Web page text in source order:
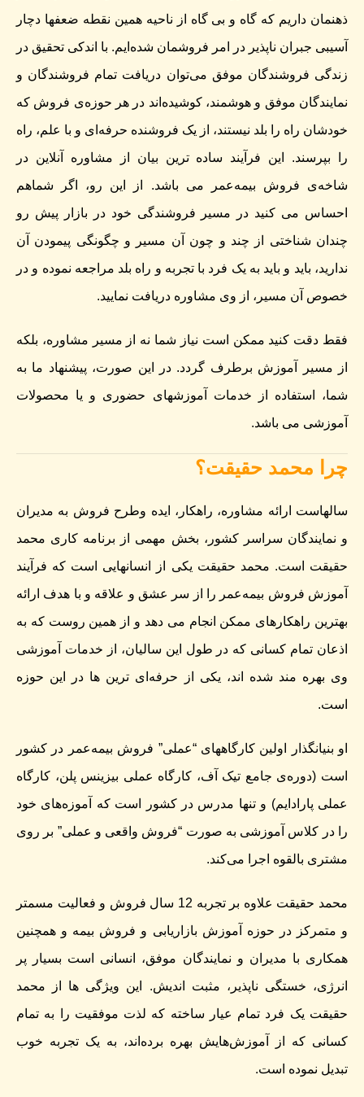
ذهنمان داریم که گاه و بی گاه از ناحیه همین نقطه ضعفها دچار
آسیبی جبران ناپذیر در امر فروشمان شده‌ایم. با اندکی تحقیق در
زندگی فروشندگان موفق می‌توان دریافت تمام فروشندگان و
نمایندگان موفق و هوشمند، کوشیده‌اند در هر حوزه‌ی فروش که
خودشان راه را بلد نیستند، از یک فروشنده حرفه‌ای و با علم، راه
را بپرسند. این فرآیند ساده ترین بیان از مشاوره آنلاین در
شاخه‌ی فروش بیمه‌عمر می باشد. از این رو، اگر شماهم
احساس می کنید در مسیر فروشندگی خود در بازار پیش رو
چندان شناختی از چند و چون آن مسیر و چگونگی پیمودن آن
ندارید، باید و باید به یک فرد با تجربه و راه بلد مراجعه نموده و در
خصوص آن مسیر، از وی مشاوره دریافت نمایید.
فقط دقت کنید ممکن است نیاز شما نه از مسیر مشاوره، بلکه
از مسیر آموزش برطرف گردد. در این صورت، پیشنهاد ما به
شما، استفاده از خدمات آموزشهای حضوری و یا محصولات
آموزشی می باشد.
چرا محمد حقیقت؟
سالهاست ارائه مشاوره، راهکار، ایده وطرح فروش به مدیران
و نمایندگان سراسر کشور، بخش مهمی از برنامه کاری محمد
حقیقت است. محمد حقیقت یکی از انسانهایی است که فرآیند
آموزش فروش بیمه‌عمر را از سر عشق و علاقه و با هدف ارائه
بهترین راهکارهای ممکن انجام می دهد و از همین روست که به
اذعان تمام کسانی که در طول این سالیان، از خدمات آموزشی
وی بهره مند شده اند، یکی از حرفه‌ای ترین ها در این حوزه
است.
او بنیانگذار اولین کارگاههای “عملی” فروش بیمه‌عمر در کشور
است (دوره‌ی جامع تیک آف، کارگاه عملی بیزینس پلن، کارگاه
عملی پارادایم) و تنها مدرس در کشور است که آموزه‌های خود
را در کلاس آموزشی به صورت “فروش واقعی و عملی” بر روی
مشتری بالقوه اجرا می‌کند.
محمد حقیقت علاوه بر تجربه 12 سال فروش و فعالیت مسمتر
و متمرکز در حوزه آموزش بازاریابی و فروش بیمه و همچنین
همکاری با مدیران و نمایندگان موفق، انسانی است بسیار پر
انرژی، خستگی ناپذیر، مثبت اندیش. این ویژگی ها از محمد
حقیقت یک فرد تمام عیار ساخته که لذت موفقیت را به تمام
کسانی که از آموزش‌هایش بهره برده‌اند، به یک تجربه خوب
تبدیل نموده است.